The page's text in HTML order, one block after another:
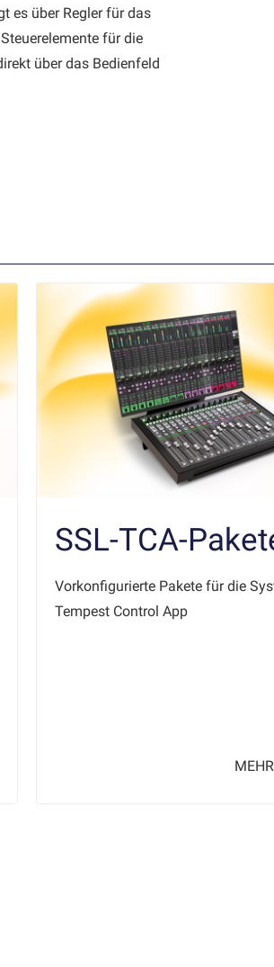
es über Regler für das
für die
über das Bedienfeld
SSL-TCA-
Vorkonfigurierte Pakete für die
Tempest Control App